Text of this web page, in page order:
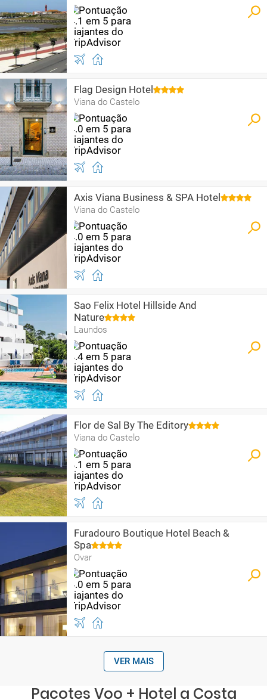
Flag Design Hotel
Viana do Castelo
Axis Viana Business & SPA Hotel
Viana do Castelo
Sao Felix Hotel Hillside And
Nature
Laundos
Flor de Sal By The Editory
Viana do Castelo
Furadouro Boutique Hotel Beach &
Spa
Ovar
VER MAIS
Pacotes Voo + Hotel a Costa